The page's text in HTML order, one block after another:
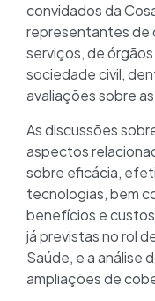
convidados da
representantes de
serviços, de
sociedade civil,
avaliações sobre
As discussões
aspectos
sobre eficácia,
tecnologias, bem
benefícios e
já previstas no rol
Saúde, e a análise
ampliações de